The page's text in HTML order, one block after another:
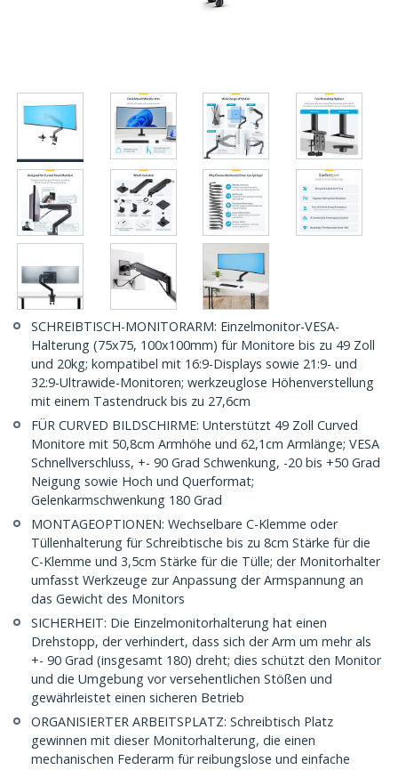
SCHREIBTISCH-MONITORARM: Einzelmonitor-VESA-
Halterung (75x75, 100x100mm) für Monitore bis zu 49 Zoll
und 20kg; kompatibel mit 16:9-Displays sowie 21:9- und
32:9-Ultrawide-Monitoren; werkzeuglose Höhenverstellung
mit einem Tastendruck bis zu 27,6cm
FÜR CURVED BILDSCHIRME: Unterstützt 49 Zoll Curved
Monitore mit 50,8cm Armhöhe und 62,1cm Armlänge; VESA
Schnellverschluss, +- 90 Grad Schwenkung, -20 bis +50 Grad
Neigung sowie Hoch und Querformat;
Gelenkarmschwenkung 180 Grad
MONTAGEOPTIONEN: Wechselbare C-Klemme oder
Tüllenhalterung für Schreibtische bis zu 8cm Stärke für die
C-Klemme und 3,5cm Stärke für die Tülle; der Monitorhalter
umfasst Werkzeuge zur Anpassung der Armspannung an
das Gewicht des Monitors
SICHERHEIT: Die Einzelmonitorhalterung hat einen
Drehstopp, der verhindert, dass sich der Arm um mehr als
+- 90 Grad (insgesamt 180) dreht; dies schützt den Monitor
und die Umgebung vor versehentlichen Stößen und
gewährleistet einen sicheren Betrieb
ORGANISIERTER ARBEITSPLATZ: Schreibtisch Platz
gewinnen mit dieser Monitorhalterung, die einen
mechanischen Federarm für reibungslose und einfache